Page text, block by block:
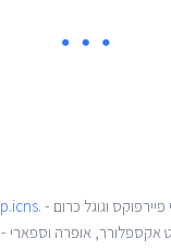
וגוגל כרום - .app.icns
אקספלורר, אופרה וספארי -